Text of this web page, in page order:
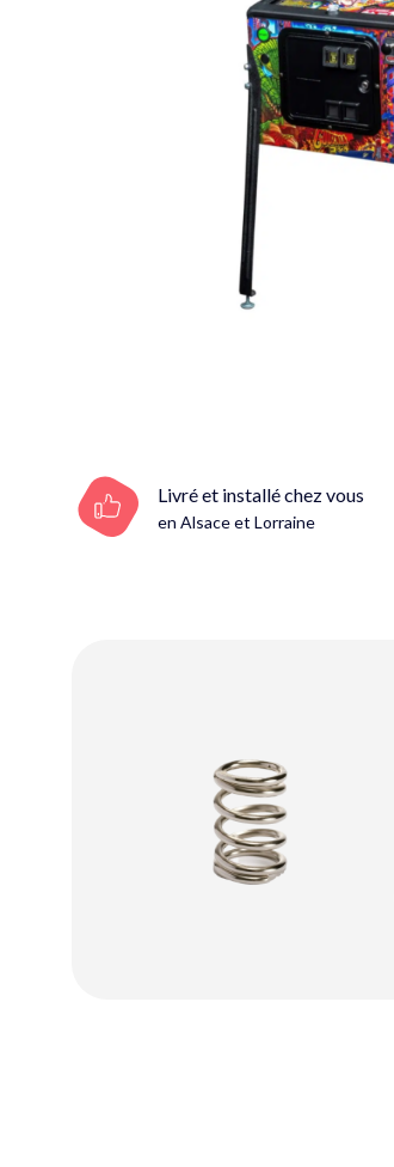
Livré et installé chez vous
en Alsace et Lorraine